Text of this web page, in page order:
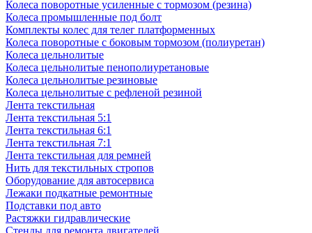
Колеса поворотные усиленные с тормозом (резина)
Колеса промышленные под болт
Комплекты колес для телег платформенных
Колеса поворотные c боковым тормозом (полиуретан)
Колеса цельнолитые
Колеса цельнолитые пенополиуретановые
Колеса цельнолитые резиновые
Колеса цельнолитые с рефленой резиной
Лента текстильная
Лента текстильная 5:1
Лента текстильная 6:1
Лента текстильная 7:1
Лента текстильная для ремней
Нить для текстильных стропов
Оборудование для автосервиса
Лежаки подкатные ремонтные
Подставки под авто
Растяжки гидравлические
Стенды для ремонта двигателей